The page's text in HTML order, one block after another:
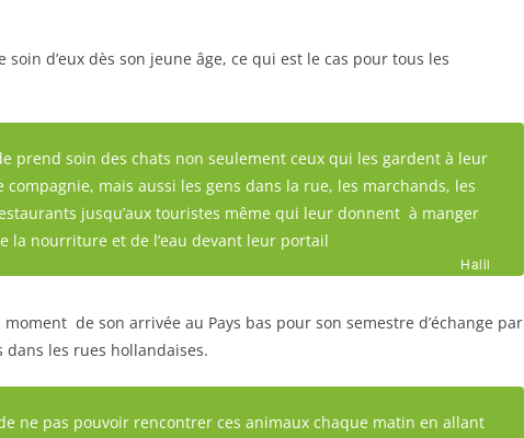
d’eux dès son jeune âge, ce qui est le cas pour tous les
prend soin des chats non seulement ceux qui les gardent à leur
mais aussi les gens dans la rue, les marchands, les
jusqu’aux touristes même qui leur donnent à manger
la nourriture et de l’eau devant leur portail
Halil
de son arrivée au Pays bas pour son semestre d’échange par
dans les rues hollandaises.
ne pas pouvoir rencontrer ces animaux chaque matin en allant